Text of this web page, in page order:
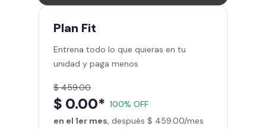
Entrena hasta con 5 amigos al
Sillones de masaje
Smart Fit App - Tu plan de
entrenamiento personalizado
Smart Fit GO (entrenamientos en
línea) en la app
Acceso a todas las áreas de peso
Plan Fit
Entrena todo lo que quieras en tu
unidad y paga menos
$ 459.00
$ 0.00* 100% OFF
en el 1er mes , después $ 459.00/mes